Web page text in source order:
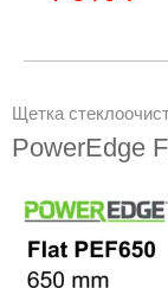
Щетка
PowerEdge